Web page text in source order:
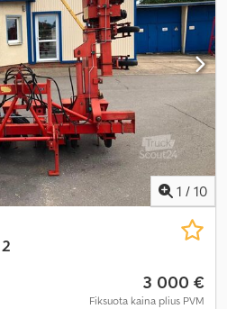
1 / 10
3 000 €
Fiksuota kaina plius PVM